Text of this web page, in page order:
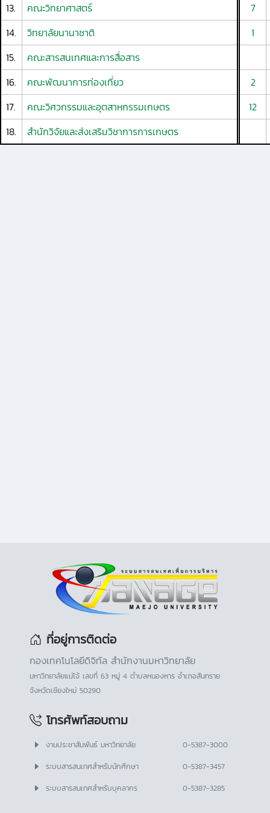
13.
คณะวิทยาศาสตร์
7
14.
วิทยาลัยนานาชาติ
1
15.
คณะสารสนเทศและการสื่อสาร
16.
คณะพัฒนาการท่องเที่ยว
2
17.
คณะวิศวกรรมและอุตสาหกรรมเกษตร
12
18.
สำนักวิจัยและส่งเสริมวิชาการการเกษตร
ที่อยู่การติดต่อ
กองเทคโนโลยีดิจิทัล สำนักงานมหาวิทยาลัย
มหาวิทยาลัยแม่โจ้ เลขที่ 63 หมู่ 4 ตำบลหนองหาร อำเภอสันทราย
จังหวัดเชียงใหม่ 50290
โทรศัพท์สอบถาม
งานประชาสัมพันธ์ มหาวิทยาลัย
0-5387-3000
ระบบสารสนเทศสำหรับนักศึกษา
0-5387-3457
ระบบสารสนเทศสำหรับบุคลากร
0-5387-3285